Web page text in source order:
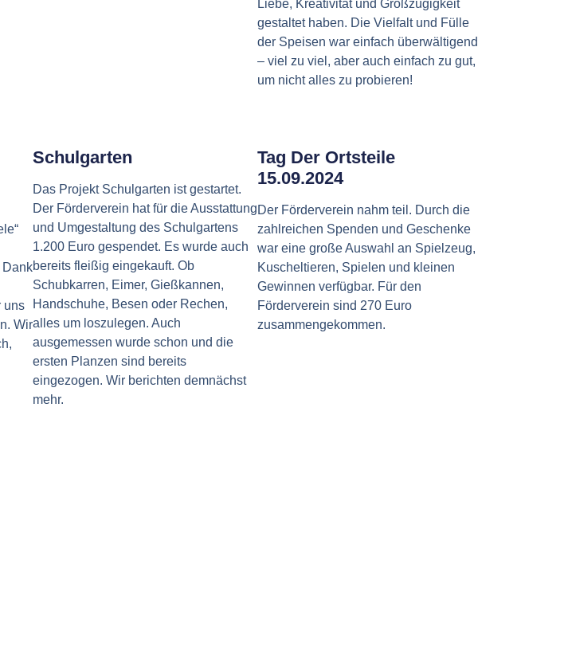
Liebe, Kreativität und Großzügigkeit
gestaltet haben. Die Vielfalt und Fülle
der Speisen war einfach überwältigend
– viel zu viel, aber auch einfach zu gut,
um nicht alles zu probieren!
uns
Wir
Schulgarten
Das Projekt Schulgarten ist gestartet.
Der Förderverein hat für die Ausstattung
und Umgestaltung des Schulgartens
1.200 Euro gespendet. Es wurde auch
bereits fleißig eingekauft. Ob
Schubkarren, Eimer, Gießkannen,
Handschuhe, Besen oder Rechen,
alles um loszulegen. Auch
ausgemessen wurde schon und die
ersten Planzen sind bereits
eingezogen. Wir berichten demnächst
mehr.
Tag Der Ortsteile
15.09.2024
Der Förderverein nahm teil. Durch die
zahlreichen Spenden und Geschenke
war eine große Auswahl an Spielzeug,
Kuscheltieren, Spielen und kleinen
Gewinnen verfügbar. Für den
Förderverein sind 270 Euro
zusammengekommen.